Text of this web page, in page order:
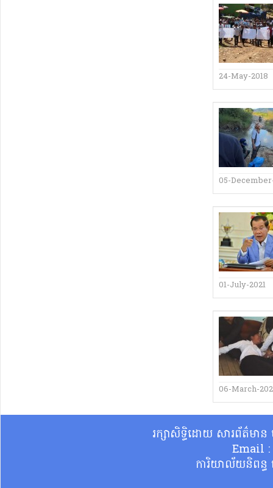
24-May-2018
05-
01-July-2021
06-March-
រក្សាសិទ្ធិដោយ សារព័ត៌មា
Email
ការិយាល័យនិពន្ធ